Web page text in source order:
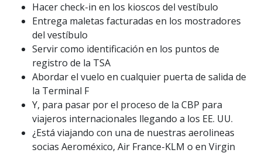
Hacer check-in en los kioscos del vestíbulo
Entrega maletas facturadas en los mostradores
del vestíbulo
Servir como identificación en los puntos de
registro de la TSA
Abordar el vuelo en cualquier puerta de salida de
la Terminal F
Y, para pasar por el proceso de la CBP para
viajeros internacionales llegando a los EE. UU.
¿Está viajando con una de nuestras aerolineas
socias Aeroméxico, Air France-KLM o en Virgin